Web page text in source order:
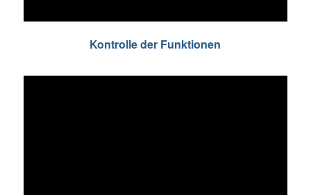
Kontrolle der Funktionen